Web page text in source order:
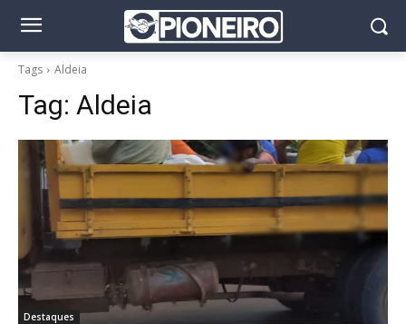
Tags Aldeia
Tag: Aldeia
Destaques